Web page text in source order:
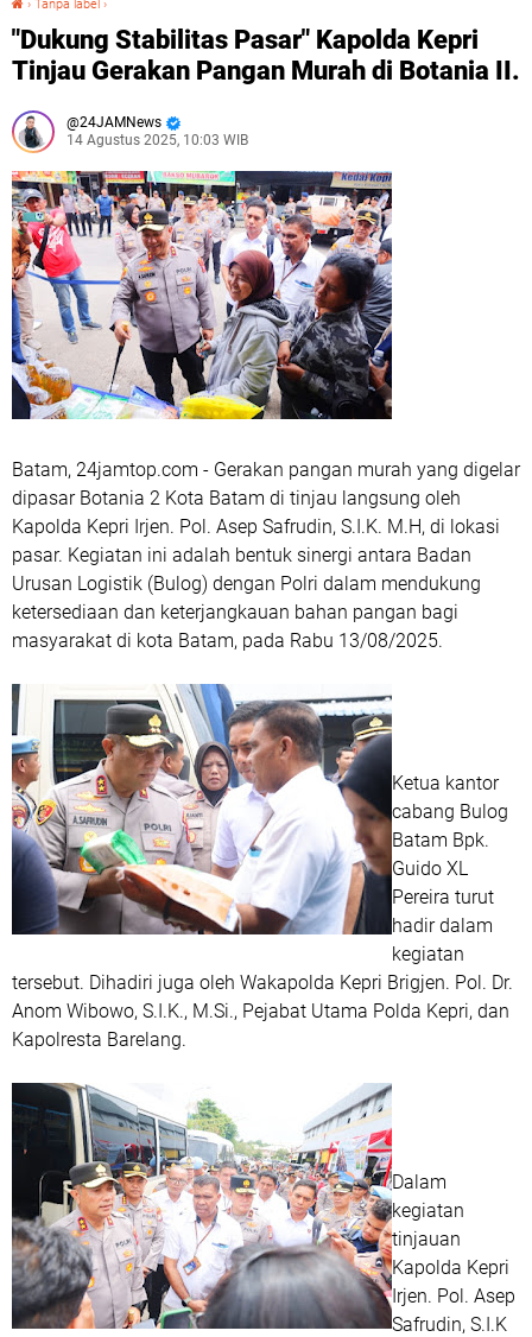
› Tanpa label ›
"Dukung Stabilitas Pasar" Kapolda Kepri
Tinjau Gerakan Pangan Murah di Botania II.
24JAMNews
14 Agustus 2025, 10:03 WIB
Batam, 24jamtop.com - Gerakan pangan murah yang digelar
dipasar Botania 2 Kota Batam di tinjau langsung oleh
Kapolda Kepri Irjen. Pol. Asep Safrudin, S.I.K. M.H, di lokasi
pasar. Kegiatan ini adalah bentuk sinergi antara Badan
Urusan Logistik (Bulog) dengan Polri dalam mendukung
ketersediaan dan keterjangkauan bahan pangan bagi
masyarakat di kota Batam, pada Rabu 13/08/2025.
Ketua kantor
cabang Bulog
Batam Bpk.
Guido XL
Pereira turut
hadir dalam
kegiatan
tersebut. Dihadiri juga oleh Wakapolda Kepri Brigjen. Pol. Dr.
Anom Wibowo, S.I.K., M.Si., Pejabat Utama Polda Kepri, dan
Kapolresta Barelang.
Dalam
kegiatan
tinjauan
Kapolda Kepri
Irjen. Pol. Asep
Safrudin, S.I.K